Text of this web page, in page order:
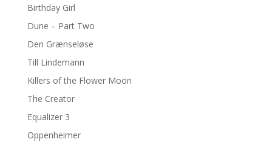
Birthday Girl
Dune – Part Two
Den Grænseløse
Till Lindemann
Killers of the Flower Moon
The Creator
Equalizer 3
Oppenheimer